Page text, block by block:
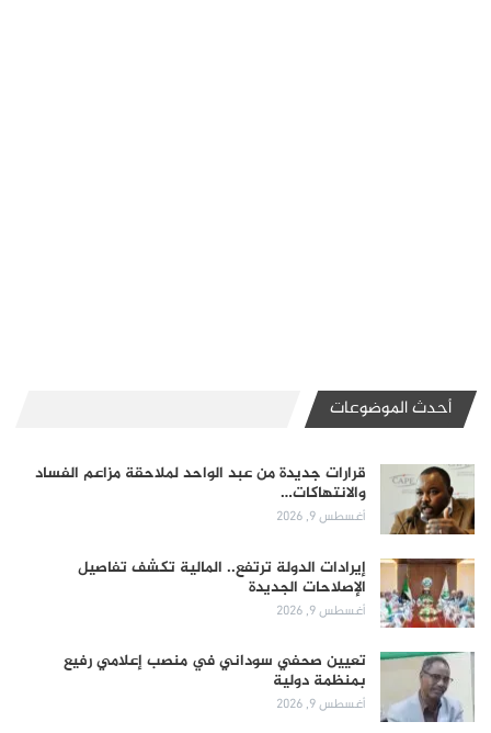
أحدث الموضوعات
قرارات جديدة من عبد الواحد لملاحقة مزاعم الفساد
والانتهاكات…
أغسطس 9, 2026
إيرادات الدولة ترتفع.. المالية تكشف تفاصيل
الإصلاحات الجديدة
أغسطس 9, 2026
تعيين صحفي سوداني في منصب إعلامي رفيع
بمنظمة دولية
أغسطس 9, 2026